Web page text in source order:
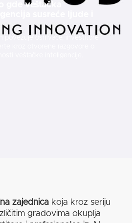
gde veštačka
povezuje osnivače, investitore
zajednica koja kroz seriju
gradovima okuplja